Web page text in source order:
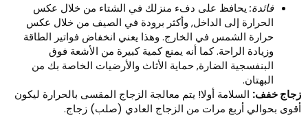
فائدة:يحافظ على دفء منزلك في الشتاء من خلال عكس
الحرارة إلى الداخل, وأكثر برودة في الصيف من خلال عكس
حرارة الشمس في الخارج. وهذا يعني انخفاض فواتير الطاقة
وزيادة الراحة. كما أنه يمنع كمية كبيرة من الأشعة فوق
البنفسجية الضارة, حماية الأثاث والأرضيات الخاصة بك من
البهتان.
خفف:السلامة أولا! يتم معالجة الزجاج المقسى بالحرارة ليكون
بحوالي أربع مرات من الزجاج العادي (صلب) زجاج.